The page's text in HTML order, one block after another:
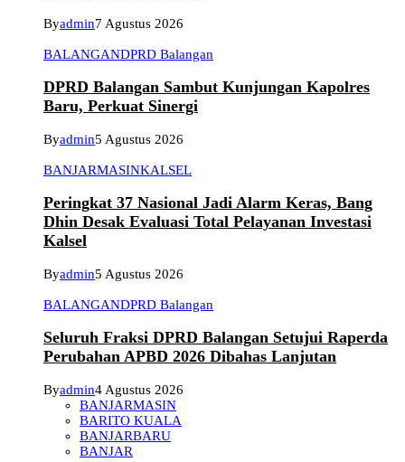
Byadmin7 Agustus 2026
BALANGANDPRD Balangan
DPRD Balangan Sambut Kunjungan Kapolres
Baru, Perkuat Sinergi
Byadmin5 Agustus 2026
BANJARMASINKALSEL
Peringkat 37 Nasional Jadi Alarm Keras, Bang
Dhin Desak Evaluasi Total Pelayanan Investasi
Kalsel
Byadmin5 Agustus 2026
BALANGANDPRD Balangan
Seluruh Fraksi DPRD Balangan Setujui Raperda
Perubahan APBD 2026 Dibahas Lanjutan
Byadmin4 Agustus 2026
BANJARMASIN
BARITO KUALA
BANJARBARU
BANJAR